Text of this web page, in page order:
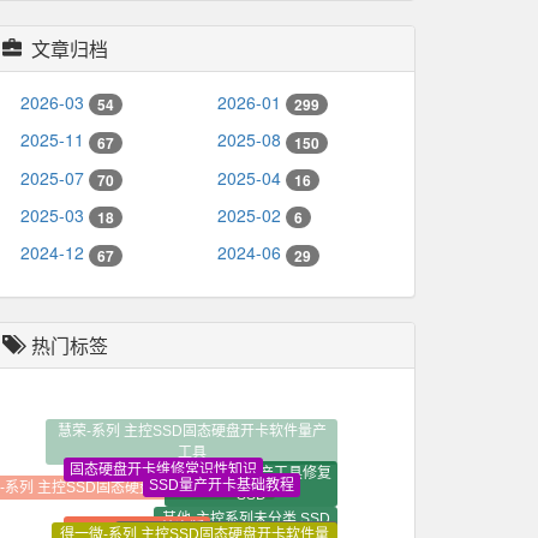
文章归档
2026-03 54 2026-01 299
2025-11 67 2025-08 150
2025-07 70 2025-04 16
2025-03 18 2025-02 6
2024-12 67 2024-06 29
热门标签
慧荣-系列 主控SSD固态硬盘开卡软件量产
工具
固态硬盘开卡维修常识性知识
SSD量产开卡基础教程
SM2246XT量产工具修复
SSD
系列 主控SSD固态硬盘开卡软件量产工具
Win10+Win11纯净版
得一微-系列 主控SSD固态硬盘开卡软件量
联芸-系列 主控SSD固态硬盘开
其他-主控系列未分类 SSD